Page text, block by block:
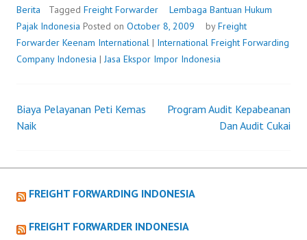
Berita
Tagged Freight Forwarder
Lembaga Bantuan Hukum
Pajak Indonesia Posted on October 8, 2009 byFreight
Forwarder Keenam International | International Freight Forwarding
Company Indonesia |Jasa Ekspor Impor Indonesia
Post
Biaya Pelayanan Peti Kemas
Naik
Program Audit Kepabeanan
Dan Audit Cukai
FREIGHT FORWARDING INDONESIA
FREIGHT FORWARDER INDONESIA